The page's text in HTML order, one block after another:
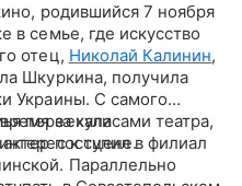
родившийся 7 ноября
в семье, где искусство
отец, Николай Калинин,
Шкуркина, получила
Украины. С самого
за кулисами театра,
к сцене.
переехала
поступил в филиал
Параллельно